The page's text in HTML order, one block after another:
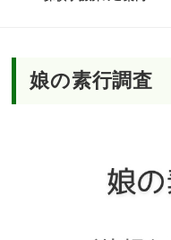
娘の素行調査